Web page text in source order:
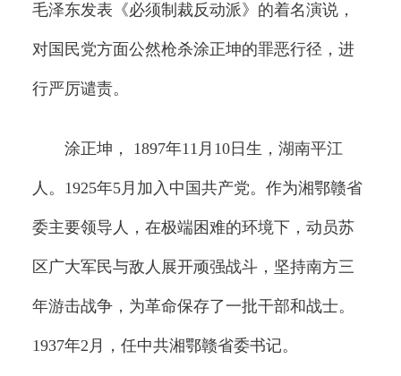
毛泽东发表《必须制裁反动派》的着名演说，
对国民党方面公然枪杀涂正坤的罪恶行径，进
行严厉谴责。
涂正坤， 1897年11月10日生，湖南平江
人。1925年5月加入中国共产党。作为湘鄂赣省
委主要领导人，在极端困难的环境下，动员苏
区广大军民与敌人展开顽强战斗，坚持南方三
年游击战争，为革命保存了一批干部和战士。
1937年2月，任中共湘鄂赣省委书记。